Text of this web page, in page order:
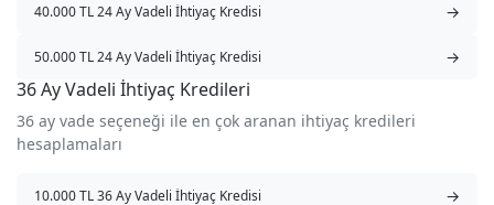
40.000 TL 24 Ay Vadeli İhtiyaç Kredisi →
50.000 TL 24 Ay Vadeli İhtiyaç Kredisi →
36 Ay Vadeli İhtiyaç Kredileri
36 ay vade seçeneği ile en çok aranan ihtiyaç kredileri
hesaplamaları
10.000 TL 36 Ay Vadeli İhtiyaç Kredisi →